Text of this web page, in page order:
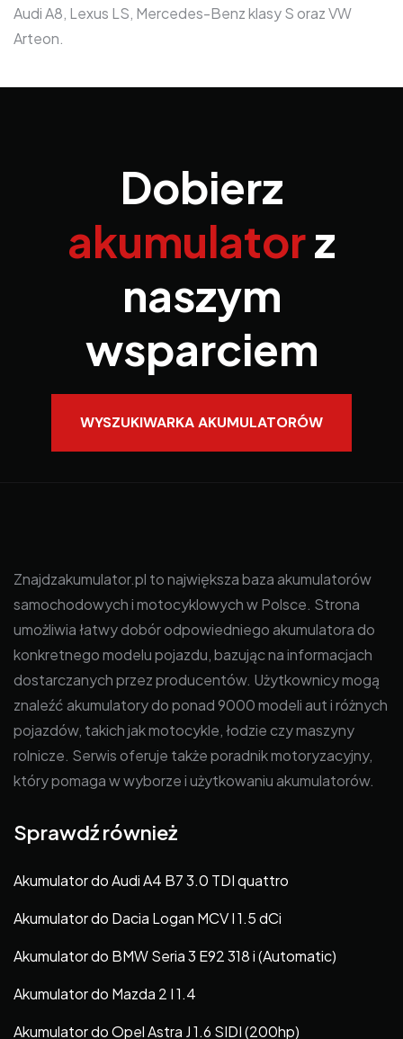
Audi A8, Lexus LS, Mercedes-Benz klasy S oraz VW
Arteon.
Dobierz
akumulatorz
naszym
wsparciem
WYSZUKIWARKA AKUMULATORÓW
Znajdzakumulator.pl to największa baza akumulatorów
samochodowych i motocyklowych w Polsce. Strona
umożliwia łatwy dobór odpowiedniego akumulatora do
konkretnego modelu pojazdu, bazując na informacjach
dostarczanych przez producentów. Użytkownicy mogą
znaleźć akumulatory do ponad 9000 modeli aut i różnych
pojazdów, takich jak motocykle, łodzie czy maszyny
rolnicze. Serwis oferuje także poradnik motoryzacyjny,
który pomaga w wyborze i użytkowaniu akumulatorów.
Sprawdź również
Akumulator do Audi A4 B7 3.0 TDI quattro
Akumulator do Dacia Logan MCV I 1.5 dCi
Akumulator do BMW Seria 3 E92 318 i (Automatic)
Akumulator do Mazda 2 I 1.4
Akumulator do Opel Astra J 1.6 SIDI (200hp)